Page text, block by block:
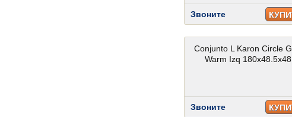
Звоните
Conjunto L Karon Circle
Warm Izq 180x48.5x48
Звоните